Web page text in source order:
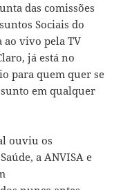
das comissões
Sociais do
ao vivo pela TV
já está no
para quem quer se
em qualquer
ouviu os
a ANVISA e